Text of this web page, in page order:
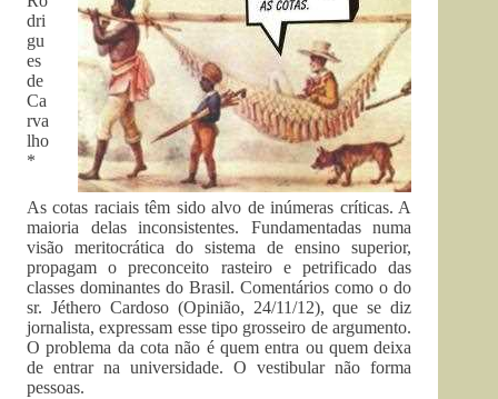
dri
gu
es
de
Ca
rva
lho
*
As cotas raciais têm sido alvo de inúmeras críticas. A
maioria delas inconsistentes. Fundamentadas numa
visão meritocrática do sistema de ensino superior,
propagam o preconceito rasteiro e petrificado das
classes dominantes do Brasil. Comentários como o do
sr. Jéthero Cardoso (Opinião, 24/11/12), que se diz
jornalista, expressam esse tipo grosseiro de argumento.
O problema da cota não é quem entra ou quem deixa
de entrar na universidade. O vestibular não forma
pessoas.